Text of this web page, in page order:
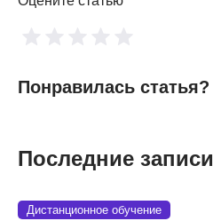
Понравилась статья?
Последние записи
Дистанционное обучение